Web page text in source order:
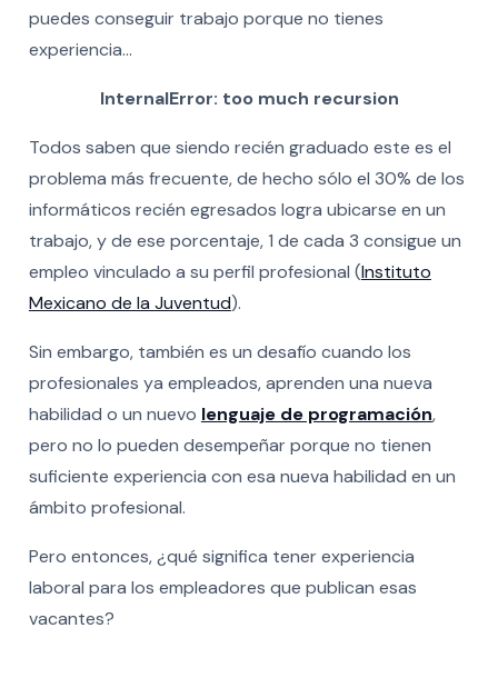
puedes conseguir trabajo porque no tienes
experiencia…
InternalError: too much recursion
Todos saben que siendo recién graduado este es el
problema más frecuente, de hecho sólo el 30% de los
informáticos recién egresados logra ubicarse en un
trabajo, y de ese porcentaje, 1 de cada 3 consigue un
empleo vinculado a su perfil profesional (Instituto
Mexicano de la Juventud).
Sin embargo, también es un desafío cuando los
profesionales ya empleados, aprenden una nueva
habilidad o un nuevo lenguaje de programación,
pero no lo pueden desempeñar porque no tienen
suficiente experiencia con esa nueva habilidad en un
ámbito profesional.
Pero entonces, ¿qué significa tener experiencia
laboral para los empleadores que publican esas
vacantes?